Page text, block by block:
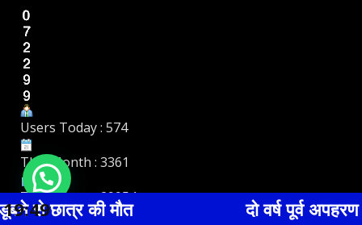
Like Us On Facebook
दो वर्ष पूर्व अपहरण हुई नाबालिग लड़की के
19:49